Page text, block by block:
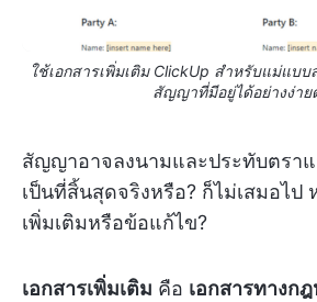
ใช้เอกสารเพิ่มเติม ClickUp สำหรับแม่แบ
สัญญาที่มีอยู่ได้อย่างง่าย
สัญญาอาจลงนามและประทับตรา
เป็นที่สิ้นสุดจริงหรือ? ก็ไม่เสมอไป
เพิ่มเติมหรือข้อแก้ไข?️
เอกสารเพิ่มเติม คือ เอกสารทางก